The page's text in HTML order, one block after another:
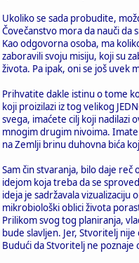
Ukoliko se sada probudite,
Čovečanstvo mora da nauči da
Kao odgovorna osoba, ma
zaboravili svoju misiju, koji su
života. Pa ipak, oni se još uvek
Prihvatite dakle istinu o tome
koji proizilazi iz tog velikog
svega, imaćete cilj koji nadilazi
mnogim drugim nivoima.
na Zemlji brinu duhovna bića
Sam čin stvaranja, bilo daje
idejom koja treba da se
ideja je sadržavala
mikrobiološki oblici života
Prilikom svog tog planiranja,
bude slavljen. Jer, Stvoritelj
Budući da Stvoritelj ne